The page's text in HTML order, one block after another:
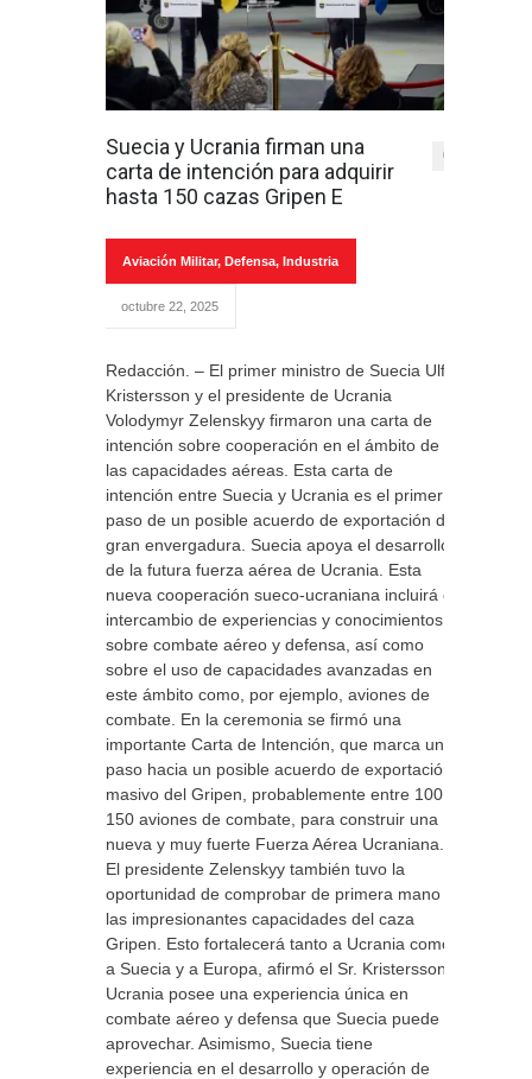
Suecia y Ucrania firman una
carta de intención para adquirir
hasta 150 cazas Gripen E
0
Aviación Militar, Defensa, Industria
octubre 22, 2025
Redacción. – El primer ministro de Suecia Ulf
Kristersson y el presidente de Ucrania
Volodymyr Zelenskyy firmaron una carta de
intención sobre cooperación en el ámbito de
las capacidades aéreas. Esta carta de
intención entre Suecia y Ucrania es el primer
paso de un posible acuerdo de exportación de
gran envergadura. Suecia apoya el desarrollo
de la futura fuerza aérea de Ucrania. Esta
nueva cooperación sueco-ucraniana incluirá el
intercambio de experiencias y conocimientos
sobre combate aéreo y defensa, así como
sobre el uso de capacidades avanzadas en
este ámbito como, por ejemplo, aviones de
combate. En la ceremonia se firmó una
importante Carta de Intención, que marca un
paso hacia un posible acuerdo de exportación
masivo del Gripen, probablemente entre 100 y
150 aviones de combate, para construir una
nueva y muy fuerte Fuerza Aérea Ucraniana.
El presidente Zelenskyy también tuvo la
oportunidad de comprobar de primera mano
las impresionantes capacidades del caza
Gripen. Esto fortalecerá tanto a Ucrania como
a Suecia y a Europa, afirmó el Sr. Kristersson.
Ucrania posee una experiencia única en
combate aéreo y defensa que Suecia puede
aprovechar. Asimismo, Suecia tiene
experiencia en el desarrollo y operación de